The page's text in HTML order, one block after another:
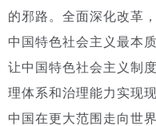
的邪路。 全面深化改革
中国特色社会主义最本
让中国特色社会主义制
理体系和治理能力实现现
中国在更大范围走向世